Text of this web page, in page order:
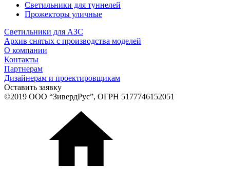
Светильники для туннелей
Прожекторы уличные
Светильники для АЗС
Архив снятых с производства моделей
О компании
Контакты
Партнерам
Дизайнерам и проектировщикам
Оставить заявку
©2019 ООО “ЗивердРус”, ОГРН 5177746152051